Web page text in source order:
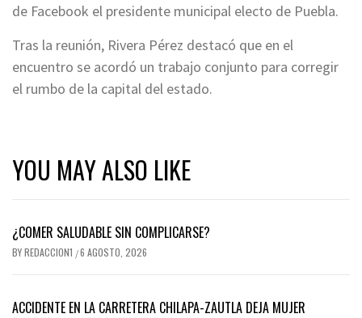
de Facebook el presidente municipal electo de Puebla.
Tras la reunión, Rivera Pérez destacó que en el
encuentro se acordó un trabajo conjunto para corregir
el rumbo de la capital del estado.
YOU MAY ALSO LIKE
¿COMER SALUDABLE SIN COMPLICARSE?
BYREDACCION1 /6 AGOSTO, 2026
ACCIDENTE EN LA CARRETERA CHILAPA-ZAUTLA DEJA MUJER